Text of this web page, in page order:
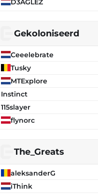
Gekoloniseerd
Ceeelebrate
Tusky
MTExplore
Instinct
115slayer
flynorc
The_Greats
aleksanderG
iThink